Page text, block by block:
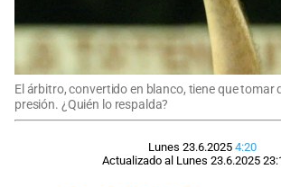
El árbitro, convertido en blanco, tiene que tomar
presión. ¿Quién lo respalda?
Lunes 23.6.2025 4:20
Actualizado al Lunes 23.6.2025